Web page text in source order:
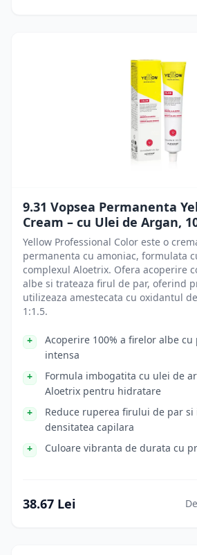
9.31 Vopsea Permanenta
Cream – cu Ulei de Argan,
Yellow Professional Color este o
permanenta cu amoniac, formulata
complexul Aloetrix. Ofera acoperire
albe si trateaza firul de par, oferind
utilizeaza amestecata cu oxidantul
1:1.5.
Acoperire 100% a firelor albe
intensa
Formula imbogatita cu ulei de
Aloetrix pentru hidratare
Reduce ruperea firului de par
densitatea capilara
Culoare vibranta de durata cu
38.67 Lei